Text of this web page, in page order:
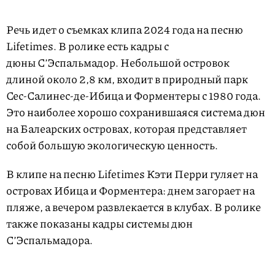
Речь идет о съемках клипа 2024 года на песню
Lifetimes. В ролике есть кадры с
дюны С’Эспальмадор. Небольшой островок
длиной около 2,8 км, входит в природный парк
Сес-Салинес-де-Ибица и Форментеры с 1980 года.
Это наиболее хорошо сохранившаяся система дюн
на Балеарских островах, которая представляет
собой большую экологическую ценность.
В клипе на песню Lifetimes Кэти Перри гуляет на
островах Ибица и Форментера: днем загорает на
пляже, а вечером развлекается в клубах. В ролике
также показаны кадры системы дюн
С’Эспальмадора.